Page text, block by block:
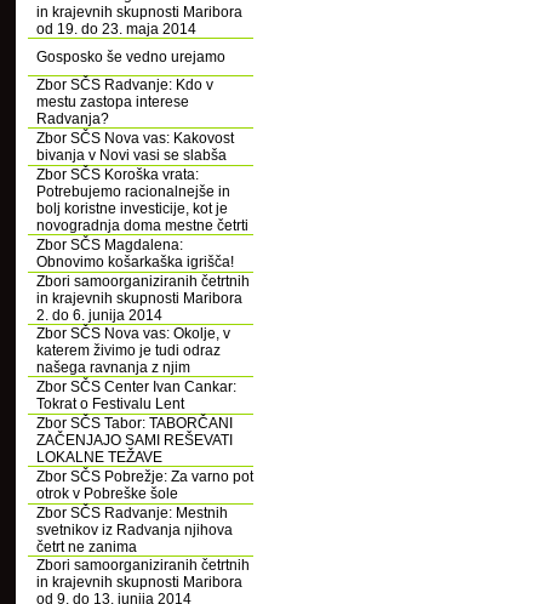
in krajevnih skupnosti Maribora
od 19. do 23. maja 2014
Gosposko še vedno urejamo
Zbor SČS Radvanje: Kdo v
mestu zastopa interese
Radvanja?
Zbor SČS Nova vas: Kakovost
bivanja v Novi vasi se slabša
Zbor SČS Koroška vrata:
Potrebujemo racionalnejše in
bolj koristne investicije, kot je
novogradnja doma mestne četrti
Zbor SČS Magdalena:
Obnovimo košarkaška igrišča!
Zbori samoorganiziranih četrtnih
in krajevnih skupnosti Maribora
2. do 6. junija 2014
Zbor SČS Nova vas: Okolje, v
katerem živimo je tudi odraz
našega ravnanja z njim
Zbor SČS Center Ivan Cankar:
Tokrat o Festivalu Lent
Zbor SČS Tabor: TABORČANI
ZAČENJAJO SAMI REŠEVATI
LOKALNE TEŽAVE
Zbor SČS Pobrežje: Za varno pot
otrok v Pobreške šole
Zbor SČS Radvanje: Mestnih
svetnikov iz Radvanja njihova
četrt ne zanima
Zbori samoorganiziranih četrtnih
in krajevnih skupnosti Maribora
od 9. do 13. junija 2014